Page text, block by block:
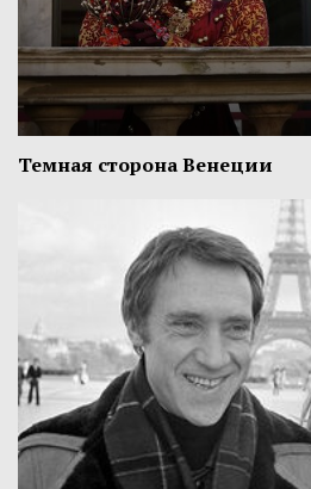
Темная сторона Венеции